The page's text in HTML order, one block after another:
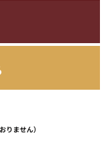
りません）